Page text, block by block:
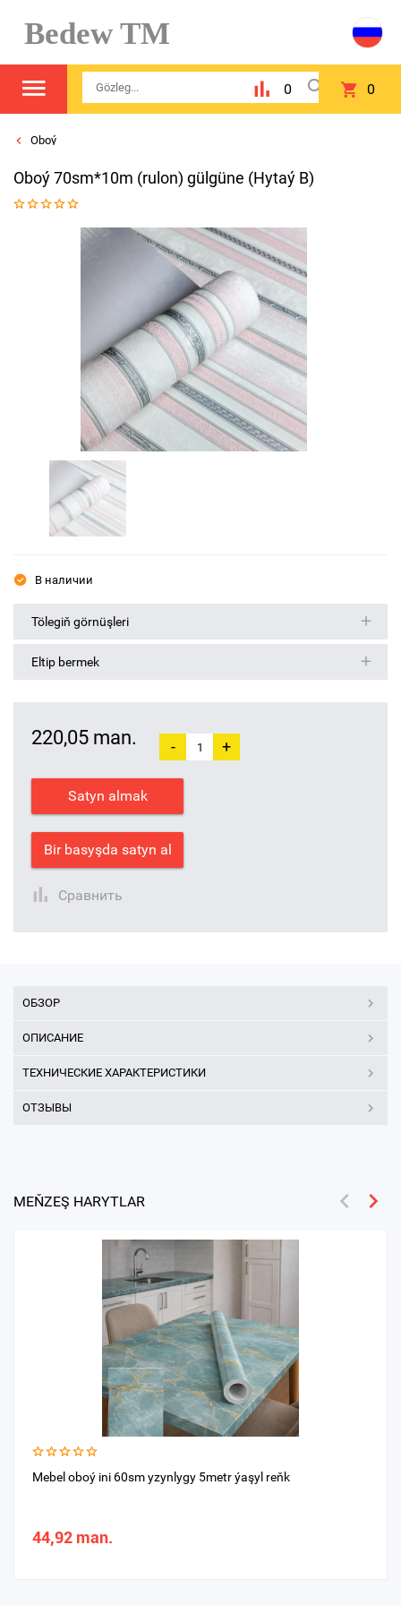
Bedew TM
0 0
Oboý
Oboý 70sm*10m (rulon) gülgüne (Hytaý B)
В наличии
Tölegiň görnüşleri
Eltip bermek
220,05 man. - +
Satyn almak
Bir basyşda satyn al
Сравнить
ОБЗОР
ОПИСАНИЕ
ТЕХНИЧЕСКИЕ ХАРАКТЕРИСТИКИ
ОТЗЫВЫ
MEŇZEŞ HARYTLAR
Mebel oboý ini 60sm yzynlygy 5metr ýaşyl reňk
44,92 man.